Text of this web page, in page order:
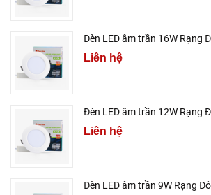
Đèn LED âm trần 16W Rạng
Liên hệ
Đèn LED âm trần 12W Rạng
Liên hệ
Đèn LED âm trần 9W Rạng